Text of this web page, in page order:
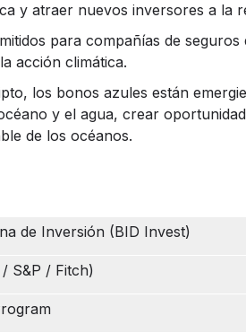
y atraer nuevos inversores a la
para compañías de seguros
acción climática.
los bonos azules están
y el agua, crear
de los océanos.
de Inversión (BID Invest)
S&P / Fitch)